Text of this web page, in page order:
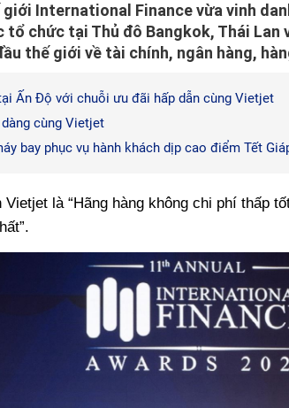
International Finance vừa vinh
chức tại Thủ đô Bangkok, Thái Lan
thế giới về tài chính, ngân hàng,
Ấn Độ với chuỗi ưu đãi hấp dẫn cùng Vietjet
cùng Vietjet
bay phục vụ hành khách dịp cao điểm Tết
là “Hãng hàng không chi phí thấp